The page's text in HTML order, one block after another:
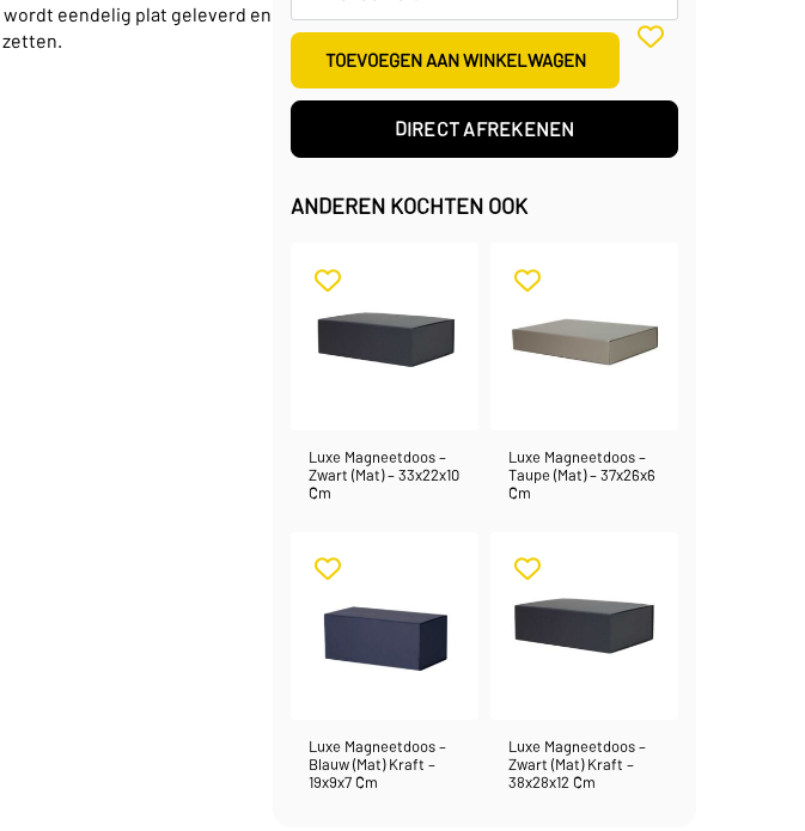
eendelig plat geleverd en
TOEVOEGEN AAN WINKELWAGEN
DIRECT AFREKENEN
ANDEREN KOCHTEN OOK
Luxe Magneetdoos –
Zwart (mat) – 33x22x10
Cm
Luxe Magneetdoos –
Taupe (mat) – 37x26x6
Cm
Luxe Magneetdoos –
Blauw (mat) Kraft –
19x9x7 Cm
Luxe Magneetdoos –
Zwart (mat) Kraft –
38x28x12 Cm